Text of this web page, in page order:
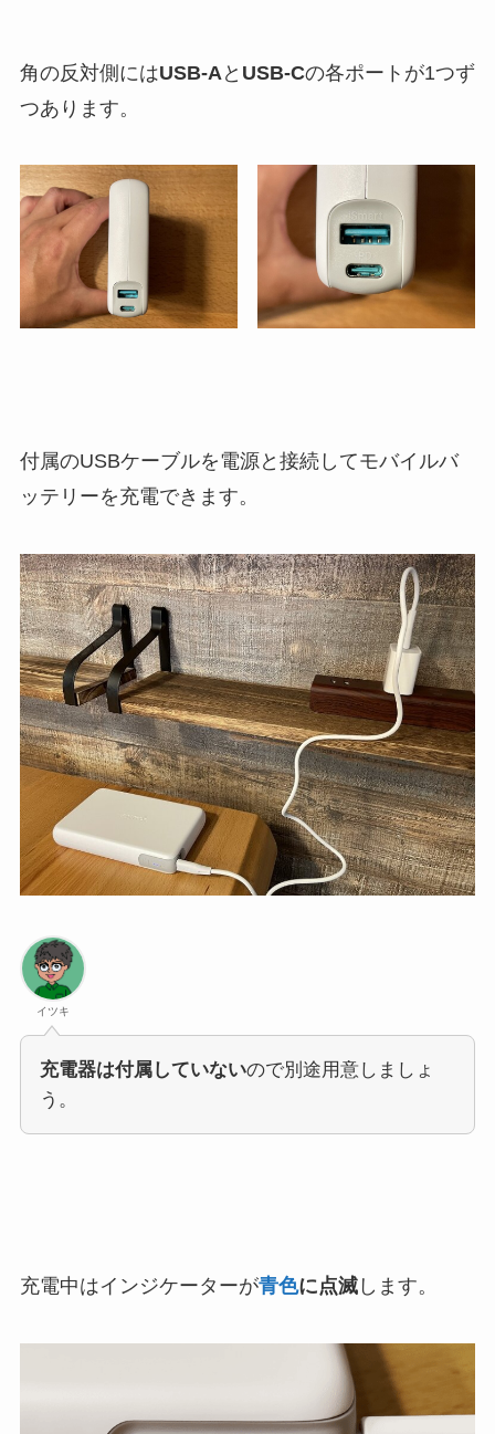
角の反対側にはUSB-A と USB-Cの各ポートが1つず
つあります。
付属のUSBケーブルを電源と接続してモバイルバ
ッテリーを充電できます。
イツキ
充電器は付属していないので別途用意しましょ
う。
充電中はインジケーターが青色に点滅します。